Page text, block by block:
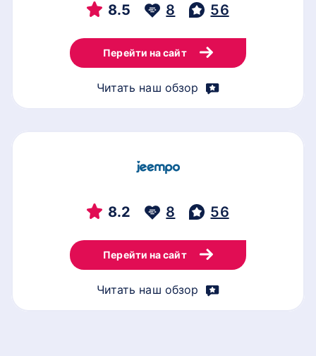
8.5 8 56
Перейти на сайт
Читать наш обзор
8.2 8 56
Перейти на сайт
Читать наш обзор